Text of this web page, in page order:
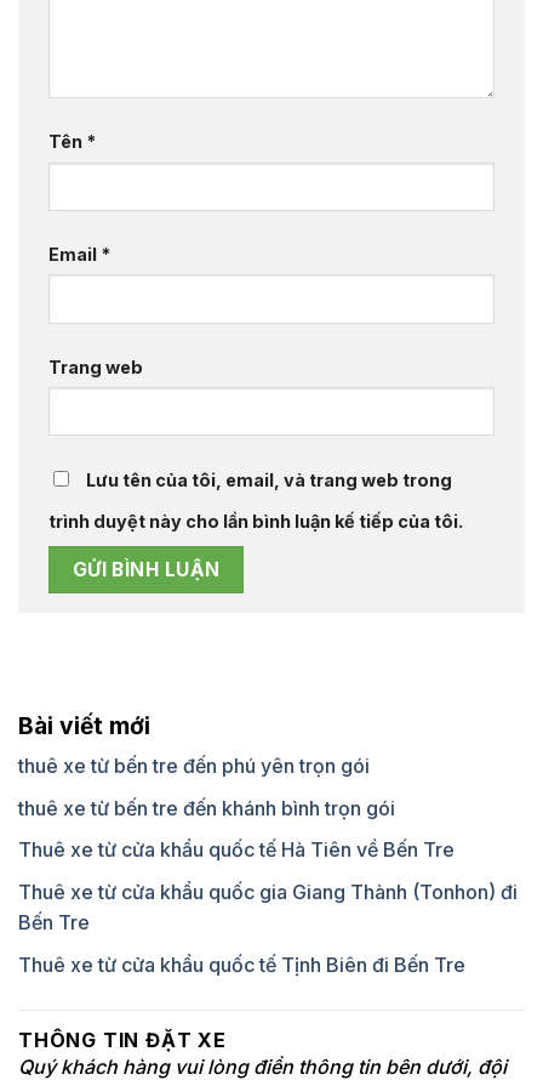
Tên *
Email *
Trang web
Lưu tên của tôi, email, và trang web trong
trình duyệt này cho lần bình luận kế tiếp của tôi.
Bài viết mới
thuê xe từ bến tre đến phú yên trọn gói
thuê xe từ bến tre đến khánh bình trọn gói
Thuê xe từ cửa khẩu quốc tế Hà Tiên về Bến Tre
Thuê xe từ cửa khẩu quốc gia Giang Thành (Tonhon) đi
Bến Tre
Thuê xe từ cửa khẩu quốc tế Tịnh Biên đi Bến Tre
THÔNG TIN ĐẶT XE
Quý khách hàng vui lòng điền thông tin bên dưới, đội